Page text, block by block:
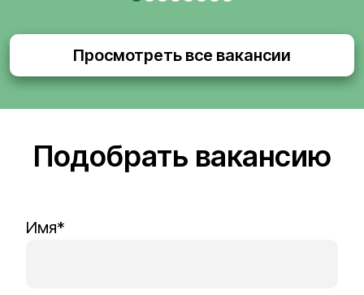
Просмотреть все вакансии
Подобрать вакансию
Имя*